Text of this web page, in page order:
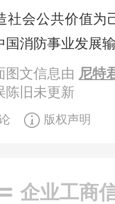
社会公共价值为
国消防事业发展
图文信息由 尼特
陈旧未更新
版权声明
企业工商